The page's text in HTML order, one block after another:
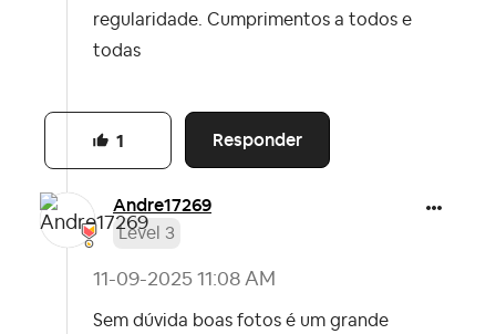
regularidade. Cumprimentos a todos e
todas
Responder
1
Andre17269
Level 3
‎11-09-2025 11:08 AM
Sem dúvida boas fotos é um grande